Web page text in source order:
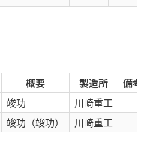
概要 製造所
備
竣功
川崎重工
竣功 （竣功） 川崎重工